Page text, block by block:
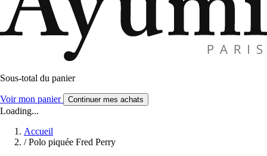
Sous-total du panier
Voir mon panier Continuer mes achats
Loading...
Accueil
/ Polo piquée Fred Perry